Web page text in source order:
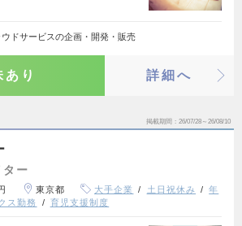
ドサービスの企画・開発・販売
あり 詳細へ
掲載期間 26/07/28～26/08/10
ー
東京都 大手企業 土日祝休み
年
ス勤務 育児支援制度